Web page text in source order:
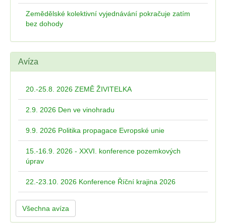
Zemědělské kolektivní vyjednávání pokračuje zatím
bez dohody
Avíza
20.-25.8. 2026 ZEMĚ ŽIVITELKA
2.9. 2026 Den ve vinohradu
9.9. 2026 Politika propagace Evropské unie
15.-16.9. 2026 - XXVI. konference pozemkových
úprav
22.-23.10. 2026 Konference Říční krajina 2026
Všechna avíza